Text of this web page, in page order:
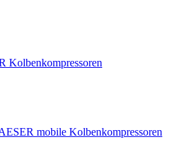
Kolbenkompressoren
mobile Kolbenkompressoren